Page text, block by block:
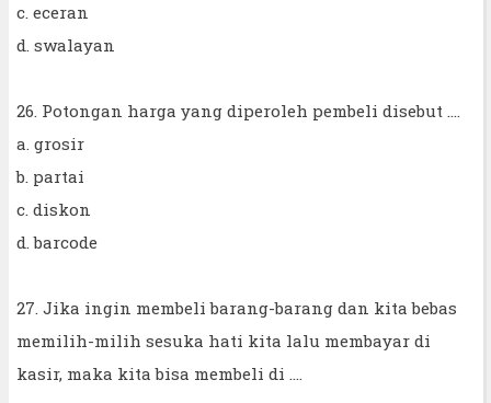
c. eceran
d. swalayan
26. Potongan harga yang diperoleh pembeli disebut ....
a. grosir
b. partai
c. diskon
d. barcode
27. Jika ingin membeli barang-barang dan kita bebas
memilih-milih sesuka hati kita lalu membayar di
kasir, maka kita bisa membeli di ....